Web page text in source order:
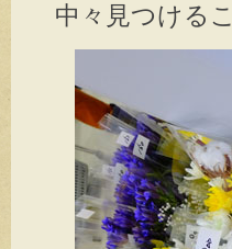
中々見つける